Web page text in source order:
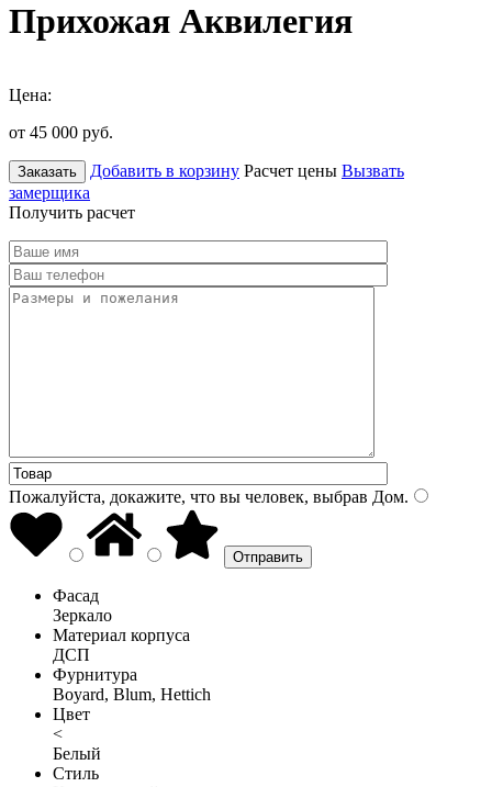
Прихожая Аквилегия
Цена:
от 45 000 руб.
Заказать Добавить в корзину Расчет цены Вызвать
замерщика
Получить расчет
Пожалуйста, докажите, что вы человек, выбрав Дом.
Фасад
Зеркало
Материал корпуса
ДСП
Фурнитура
Boyard, Blum, Hettich
Цвет
<
Белый
Стиль